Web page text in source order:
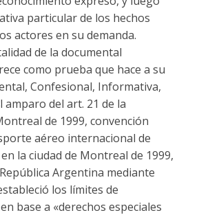
particular de los hechos
actores en su demanda.
de la documental
como prueba que hace a su
Confesional, Informativa,
amparo del art. 21 de la
de 1999, convención
aéreo internacional de
la ciudad de Montreal de 1999,
Argentina mediante
los límites de
base a «derechos especiales